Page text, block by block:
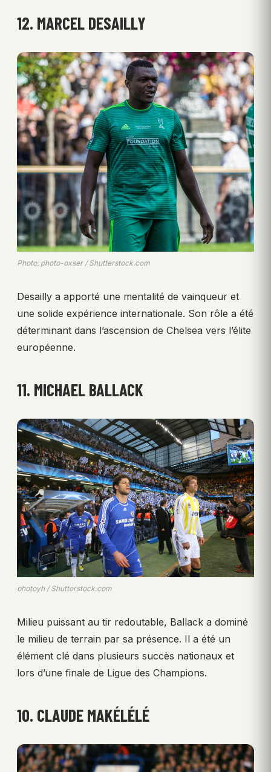
12. MARCEL DESAILLY
Photo: photo-oxser / Shutterstock.com
Desailly a apporté une mentalité de vainqueur et
une solide expérience internationale. Son rôle a été
déterminant dans l’ascension de Chelsea vers l’élite
européenne.
11. MICHAEL BALLACK
photoyh / Shutterstock.com
Milieu puissant au tir redoutable, Ballack a dominé
le milieu de terrain par sa présence. Il a été un
élément clé dans plusieurs succès nationaux et
lors d’une finale de Ligue des Champions.
10. CLAUDE MAKÉLÉLÉ